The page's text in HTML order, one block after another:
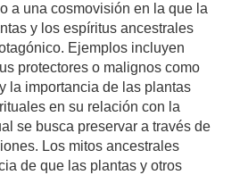
a una cosmovisión en la que la
y los espíritus ancestrales
Ejemplos incluyen
protectores o malignos como
la importancia de las plantas
en su relación con la
se busca preservar a través de
Los mitos ancestrales
de que las plantas y otros